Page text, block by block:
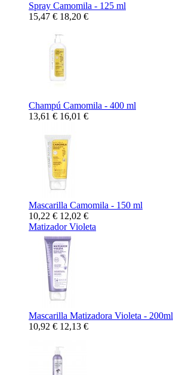
Spray Camomila - 125 ml
15,47 € 18,20 €
Champú Camomila - 400 ml
13,61 € 16,01 €
Mascarilla Camomila - 150 ml
10,22 € 12,02 €
Matizador Violeta
Mascarilla Matizadora Violeta - 200ml
10,92 € 12,13 €